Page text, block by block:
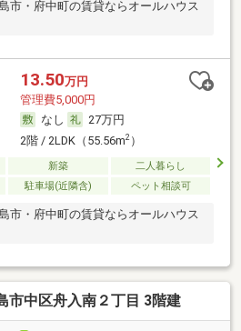
市・府中町の賃貸ならオールハウス
13.50万円
管理費5,000円
なし
27万円
2階 / 2LDK（55.56m2）
新築
二人暮らし
駐車場(近隣含) ペット相談可
市・府中町の賃貸ならオールハウス
市中区舟入南２丁目 3階建